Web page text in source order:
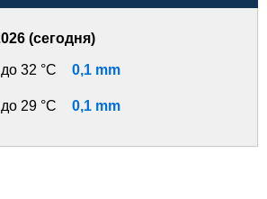
(сегодня)
32 °C 0,1 mm
29 °C 0,1 mm